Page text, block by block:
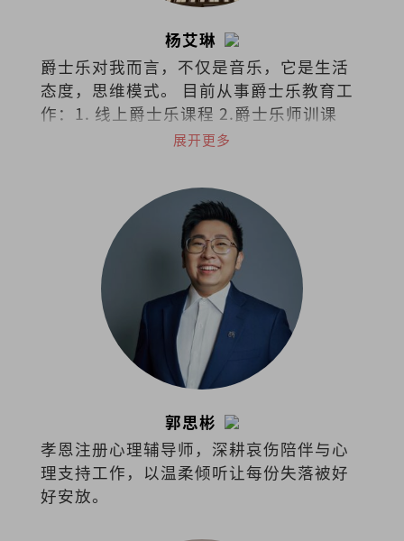
杨艾琳
爵士乐对我而言，不仅是音乐，它是生活
态度，思维模式。 目前从事爵士乐教育工
作：1. 线上爵士乐课程 2.爵士乐师训课
程。 欢迎询问和交流：
展开更多
郭思彬
孝恩注册心理辅导师，深耕哀伤陪伴与心
理支持工作，以温柔倾听让每份失落被好
好安放。